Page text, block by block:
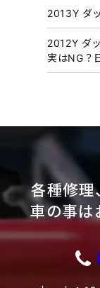
2013Y ダ
2012Y ダ
実はNG？
各種修理
車の事は